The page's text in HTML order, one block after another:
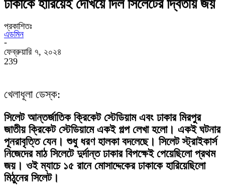
ঢাকাকে হারিয়েই দেখিয়ে দিল সিলেটের দ্বিতীয় জয়
প্রকাশিতঃ
এডমিন
-
ফেব্রুয়ারি ৭, ২০২৪
239
খেলাধূলা ডেস্ক:
সিলেট আন্তর্জাতিক ক্রিকেট স্টেডিয়াম এবং ঢাকার মিরপুর
জাতীয় ক্রিকেট স্টেডিয়ামে একই গল্প লেখা হলো। একই ঘটনার
পূনরাবৃত্তি যেন। শুধু ধরণ হালকা বদলেছে। সিলেট স্ট্রাইকার্স
নিজেদের মাঠ সিলেটে দুর্দান্ত ঢাকার বিপক্ষেই পেয়েছিলো প্রথম
জয়। ওই ম্যাচে ১৫ রানে মোসাদ্দেকের ঢাকাকে হারিয়েছিলো
মিঠুনের সিলেট।